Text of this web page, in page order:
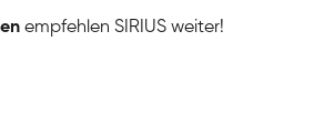
empfehlen SIRIUS weiter!